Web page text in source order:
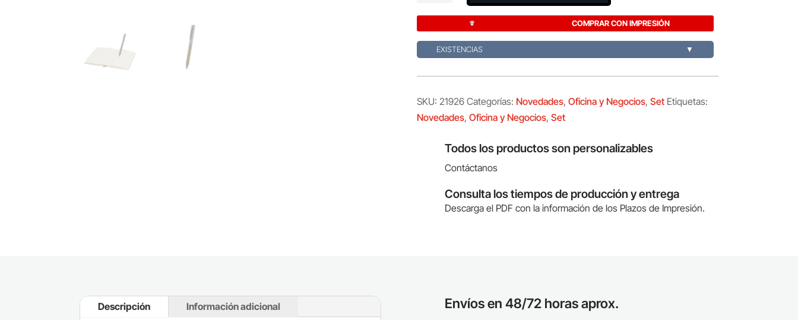
COMPRAR CON IMPRESIÓN
EXISTENCIAS ▼
SKU: 21926 Categorías: Novedades, Oficina y Negocios, Set Etiquetas:
Novedades, Oficina y Negocios, Set
Todos los productos son personalizables
Contáctanos
Consulta los tiempos de producción y entrega
Descarga el PDF con la información de los Plazos de Impresión.
Descripción Información adicional Envíos en 48/72 horas aprox.